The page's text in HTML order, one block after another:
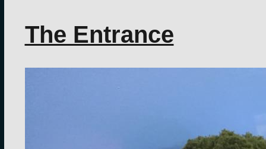
The Entrance